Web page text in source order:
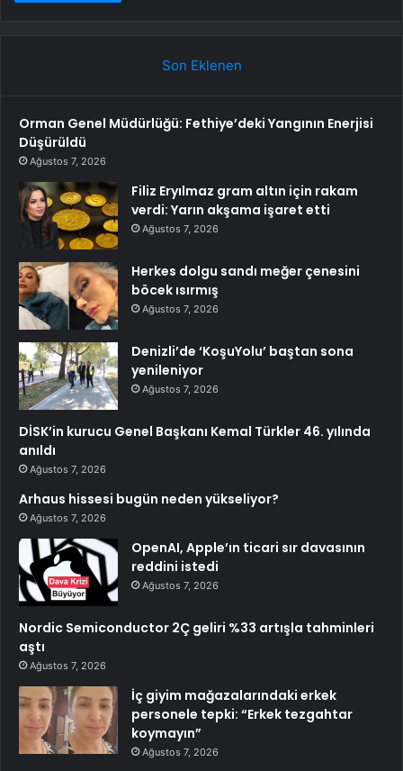
Son Eklenen
Orman Genel Müdürlüğü: Fethiye’deki Yangının Enerjisi
Düşürüldü
Ağustos 7, 2026
Filiz Eryılmaz gram altın için rakam
verdi: Yarın akşama işaret etti
Ağustos 7, 2026
Herkes dolgu sandı meğer çenesini
böcek ısırmış
Ağustos 7, 2026
Denizli’de ‘KoşuYolu’ baştan sona
yenileniyor
Ağustos 7, 2026
DİSK’in kurucu Genel Başkanı Kemal Türkler 46. yılında
anıldı
Ağustos 7, 2026
Arhaus hissesi bugün neden yükseliyor?
Ağustos 7, 2026
OpenAI, Apple’ın ticari sır davasının
reddini istedi
Ağustos 7, 2026
Nordic Semiconductor 2Ç geliri %33 artışla tahminleri
aştı
Ağustos 7, 2026
İç giyim mağazalarındaki erkek
personele tepki: “Erkek tezgahtar
koymayın”
Ağustos 7, 2026